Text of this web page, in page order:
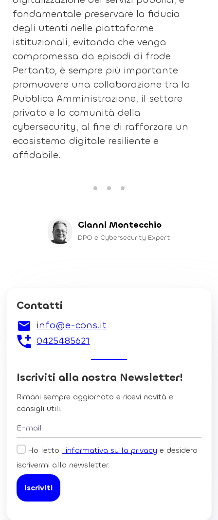
fondamentale preservare la fiducia
degli utenti nelle piattaforme
istituzionali, evitando che venga
compromessa da episodi di frode.
Pertanto, è sempre più importante
promuovere una collaborazione tra la
Pubblica Amministrazione, il settore
privato e la comunità della
cybersecurity, al fine di rafforzare un
ecosistema digitale resiliente e
affidabile.
Gianni Montecchio
DPO e Cybersecurity Expert
Contatti
info@e-cons.it
0425485621
Iscriviti alla nostra Newsletter!
Rimani sempre aggiornato e ricevi novità e
consigli utili.
Ho letto l'informativa sulla privacy e desidero
iscrivermi alla newsletter.